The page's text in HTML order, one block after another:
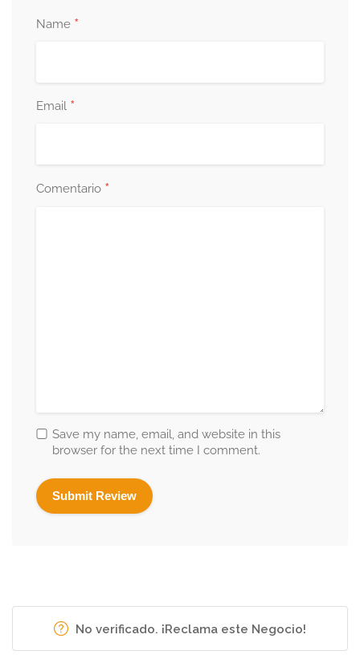
Name *
Email *
Comentario *
Save my name, email, and website in this
browser for the next time I comment.
No verificado. ¡Reclama este Negocio!